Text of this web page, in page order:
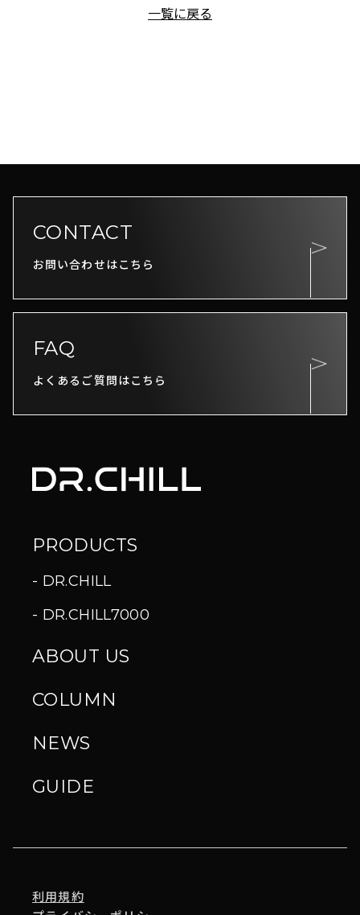
一覧に戻る
CONTACT
お問い合わせはこちら
FAQ
よくあるご質問はこちら
PRODUCTS
DR.CHILL
DR.CHILL7000
ABOUT US
COLUMN
NEWS
GUIDE
利用規約